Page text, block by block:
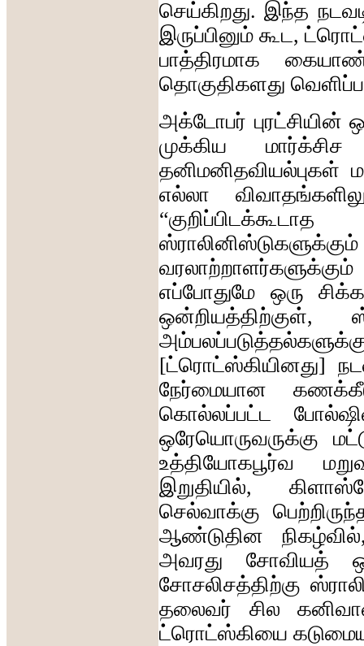
செய்கிறது.இந்த
இருப்பினும் கூட,
பாத்திரமாக
தொகுதிகளது
அக்டோபர் புரட்சியின்
முக்கிய
மார்க்சிச
தனிமனிதவியல்புகள்
எல்லா
“குறிப்பிடக்கூடாத
ஸ்ராலினிஸ்டுகளுக்கும்
வரலாற்றாளர்களுக்கும்
எப்போதுமே
ஒரு
ஒன்றியத்திற்குள்,
[ட்ரொட்ஸ்கியினது]
நேர்மையான
கொல்லப்பட்ட
ஒரேயொருவருக்கு
உத்தியோகபூர்வ
இறுதியில்,
செல்வாக்கு
ஆண்டுதின
நிகழ்வில்
அவரது
சோவியத்
சோசலிசத்திற்கு
தலைவர்
சில
ட்ரொட்ஸ்கியை